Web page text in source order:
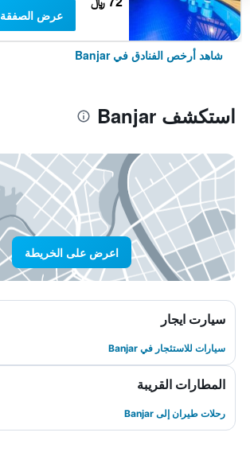
عرض الصفقة
شاهد أرخص الفنادق في Banjar
استكشف Banjar
اعرض على الخريطة
سيارت ايجار
سيارات للاستئجار في Banjar
المطارات القريبة
رحلات طيران إلى Banjar